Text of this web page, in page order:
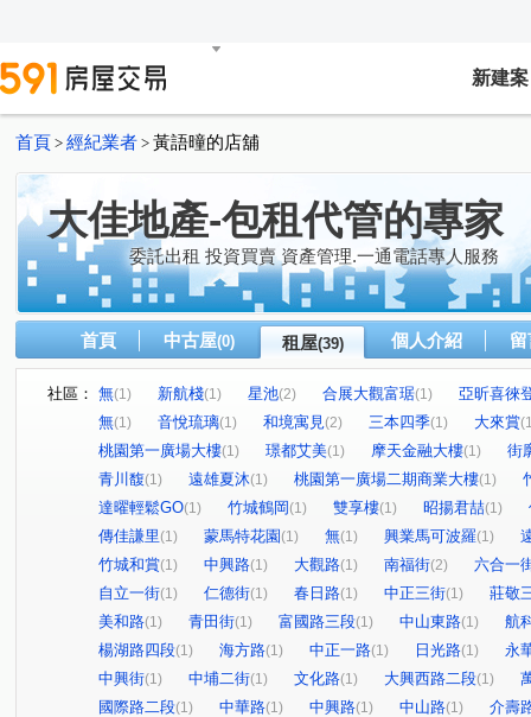
新建案
首頁 > 經紀業者 > 黃語曈的店舖
大佳地產-包租代管的專家
委託出租 投資買賣 資產管理.一通電話專人服務
首頁 中古屋(0) 租屋(39) 個人介紹
社區： 無(1) 新航棧(1) 星池(2) 合展大觀富琚(1)
亞昕喜徠
無(1) 音悅琉璃(1) 和境寓見(2) 三本四季(1) 大來賞
桃園第一廣場大樓(1) 璟都艾美(1) 摩天金融大樓(1)
街
青川馥(1) 遠雄夏沐(1) 桃園第一廣場二期商業大樓(1)
達曜輕鬆GO(1) 竹城鶴岡 (1) 雙享樓(1) 昭揚君喆(1)
傳佳謙里(1) 蒙馬特花園 (1) 無(1) 興業馬可波羅(1)
竹城和賞(1) 中興路(1) 大觀路(1) 南福街(2)
六合一
自立一街(1) 仁德街(1) 春日路(1) 中正三街(1)
莊敬
美和路(1) 青田街(1) 富國路三段(1) 中山東路(1)
航
楊湖路四段(1) 海方路(1) 中正一路(1) 日光路(1)
永
中興街(1) 中埔二街(1) 文化路(1) 大興西路二段(1)
國際路二段(1) 中華路(1) 中興路(1) 中山路(1)
介壽